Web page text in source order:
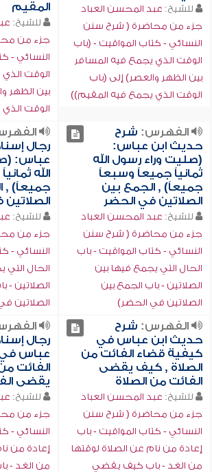
للشيخ: عبد المحسن العباد
جزء من محاضرة ( شرح سنن
النسائي - كتاب المواقيت - (باب
الوقت الذي يجمع فيه المسافر
بين الظهر والعصر) إلى (باب
الوقت الذي يجمع فيه المقيم))
المقيم
للشيخ:
جزء من
النسائي -
الوقت
بين الظهر
الوقت
الفهرس: شرح
حديث ابن عباس:
(صليت وراء رسول الله
ثمانياً جميعاً وسبعاً
جميعاً) , الجمع بين
الصلاتين في الحضر
للشيخ: عبد المحسن العباد
جزء من محاضرة ( شرح سنن
النسائي - كتاب المواقيت - باب
الحال التي يجمع فيها بين
الصلاتين - باب الجمع بين
الصلاتين في الحضر)
رجال
عباس:
الله
جميعاً) ,
للشيخ:
جزء من
النسائي -
الحال التي
الصلاتين -
الصلاتين
الفهرس: شرح
حديث ابن عباس في
كيفية قضاء الفائت من
الصلاة , كيف يقضى
الفائت من الصلاة
للشيخ: عبد المحسن العباد
جزء من محاضرة ( شرح سنن
النسائي - كتاب المواقيت - باب
إعادة من نام عن الصلاة لوقتها
من الغد - باب كيف يقضي
رجال
عباس
الفائت
يقضى
للشيخ:
جزء من
النسائي -
إعادة من
من الغد -